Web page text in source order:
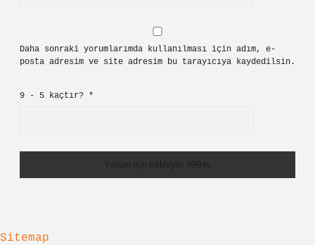
Daha sonraki yorumlarımda kullanılması için adım, e-
posta adresim ve site adresim bu tarayıcıya kaydedilsin.
9 - 5 kaçtır? *
Sitemap